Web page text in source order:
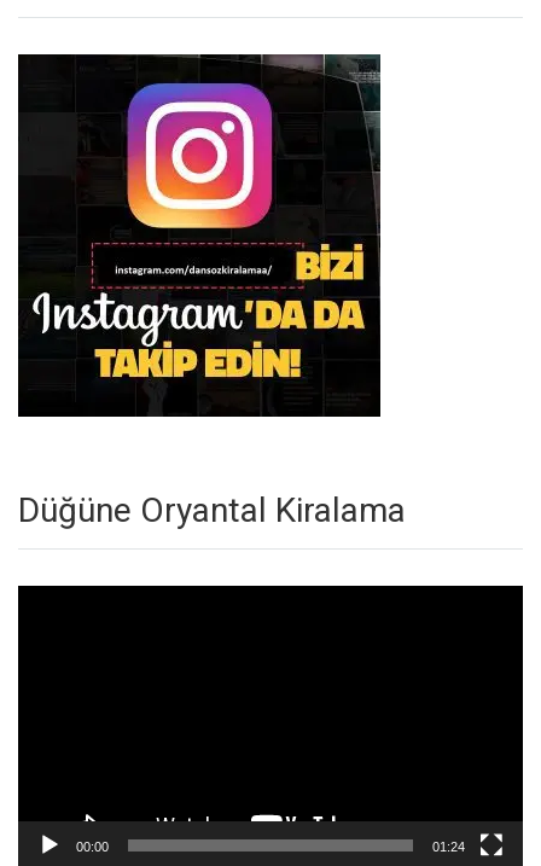
Düğüne Oryantal Kiralama
00:00 01:24